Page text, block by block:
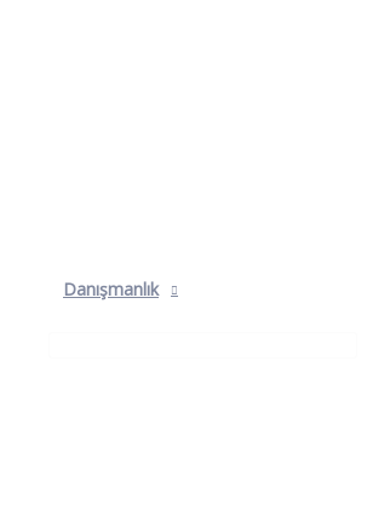
Danışmanlık